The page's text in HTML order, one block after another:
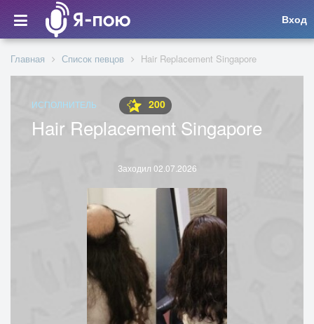
Вход
Главная Список певцов Hair Replacement Singapore
ИСПОЛНИТЕЛЬ 200
Hair Replacement Singapore
Заходил 02.07.2026